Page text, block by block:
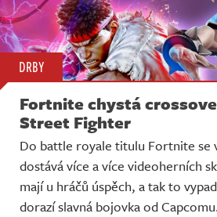
DRBY
Fortnite chystá
Street Fighter
Do battle royale titulu Fortnite se
dostává více a více videoherních
mají u hráčů úspěch, a tak to
dorazí slavná bojovka od